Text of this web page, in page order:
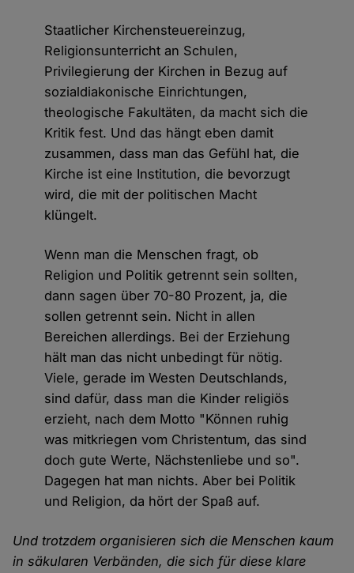
Staatlicher Kirchensteuereinzug,
Religionsunterricht an Schulen,
Privilegierung der Kirchen in Bezug auf
sozialdiakonische Einrichtungen,
theologische Fakultäten, da macht sich die
Kritik fest. Und das hängt eben damit
zusammen, dass man das Gefühl hat, die
Kirche ist eine Institution, die bevorzugt
wird, die mit der politischen Macht
klüngelt.
Wenn man die Menschen fragt, ob
Religion und Politik getrennt sein sollten,
dann sagen über 70-80 Prozent, ja, die
sollen getrennt sein. Nicht in allen
Bereichen allerdings. Bei der Erziehung
hält man das nicht unbedingt für nötig.
Viele, gerade im Westen Deutschlands,
sind dafür, dass man die Kinder religiös
erzieht, nach dem Motto "Können ruhig
was mitkriegen vom Christentum, das sind
doch gute Werte, Nächstenliebe und so".
Dagegen hat man nichts. Aber bei Politik
und Religion, da hört der Spaß auf.
Und trotzdem organisieren sich die Menschen kaum
in säkularen Verbänden, die sich für diese klare